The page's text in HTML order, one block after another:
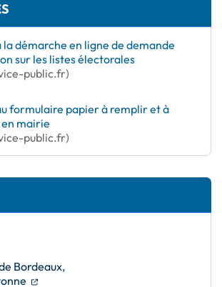
la démarche en ligne de demande
sur les listes électorales
public.fr)
dans un nouvel onglet)
formulaire papier à remplir et à
mairie
public.fr)
un nouvel onglet)
Bordeaux,
(ouverture dans un nouvel onglet)
(ouverture dans un nouvel onglet)